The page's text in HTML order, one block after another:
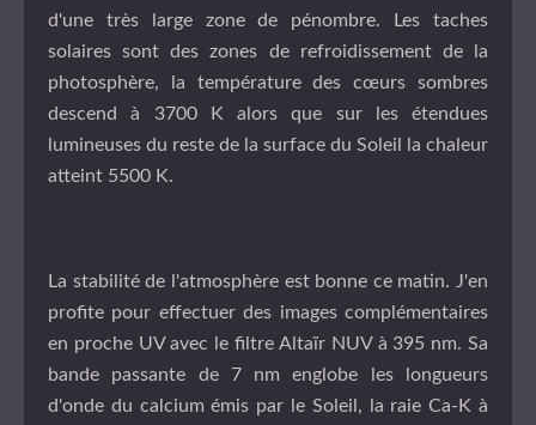
d'une très large zone de pénombre.
Les taches
solaires sont des zones de refroidissement de la
photosphère, la température des cœurs sombres
descend à 3700 K alors que sur les étendues
lumineuses du reste de la surface du Soleil la chaleur
atteint 5500 K.
La stabilité de l'atmosphère est bonne ce matin. J'en
profite pour effectuer des images complémentaires
en proche UV avec le filtre Altaïr NUV à 395 nm. Sa
bande passante de 7 nm englobe les longueurs
d'onde du calcium émis par le Soleil, la raie Ca-K à